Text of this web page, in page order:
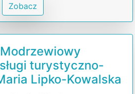
Zobacz
turystyczno-
Lipko-Kowalska